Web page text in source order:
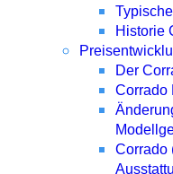
Historie
Der
Corrado
Corrado